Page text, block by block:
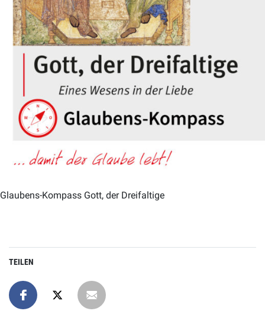
Glaubens-Kompass Gott, der Dreifaltige
TEILEN